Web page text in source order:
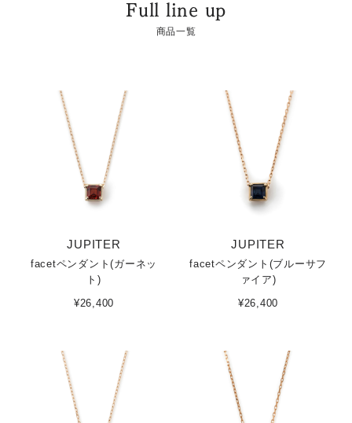
Full line up
商品一覧
JUPITER
facetペンダント(ガーネッ
ト)
¥26,400
JUPITER
facetペンダント(ブルーサフ
ァイア)
¥26,400